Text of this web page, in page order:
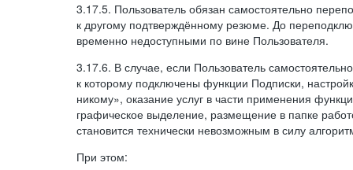
3.17.5. Пользователь обязан самостоятельно
к другому подтверждённому резюме. До
временно недоступными по вине Пользователя.
3.17.6. В случае, если Пользователь
к которому подключены функции Подписки,
никому», оказание услуг в части применения
графическое выделение, размещение в папке
становится технически невозможным в силу
При этом: